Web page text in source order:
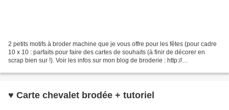
2 petits motifs à broder machine que je vous offre pour les fêtes (pour cadre
10 x 10 : parfaits pour faire des cartes de souhaits (à finir de décorer en
scrap bien sur !). Voir les infos sur mon blog de broderie : http://
♥ Carte chevalet brodée + tutoriel